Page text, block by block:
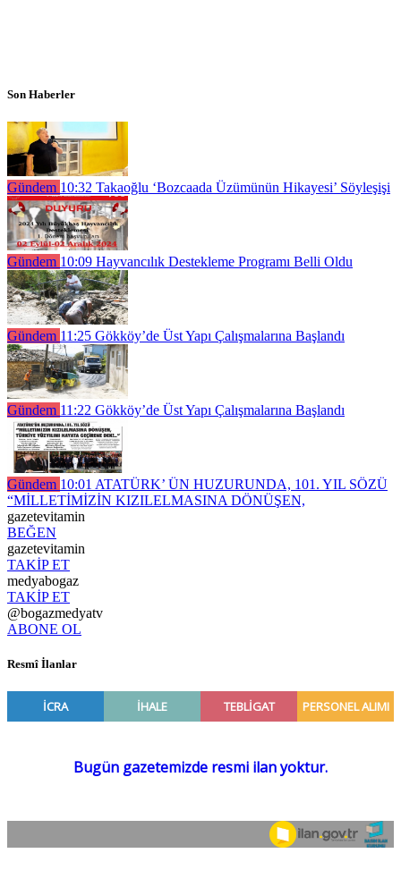
Son Haberler
Gündem 10:32 Takaoğlu ‘Bozcaada Üzümünün Hikayesi’ Söyleşişi
Gündem 10:09 Hayvancılık Destekleme Programı Belli Oldu
Gündem 11:25 Gökköy’de Üst Yapı Çalışmalarına Başlandı
Gündem 11:22 Gökköy’de Üst Yapı Çalışmalarına Başlandı
Gündem 10:01 ATATÜRK’ ÜN HUZURUNDA, 101. YIL SÖZÜ
“MİLLETİMİZİN KIZILELMASINA DÖNÜŞEN,
gazetevitamin
BEĞEN
gazetevitamin
TAKİP ET
medyabogaz
TAKİP ET
@bogazmedyatv
ABONE OL
Resmî İlanlar